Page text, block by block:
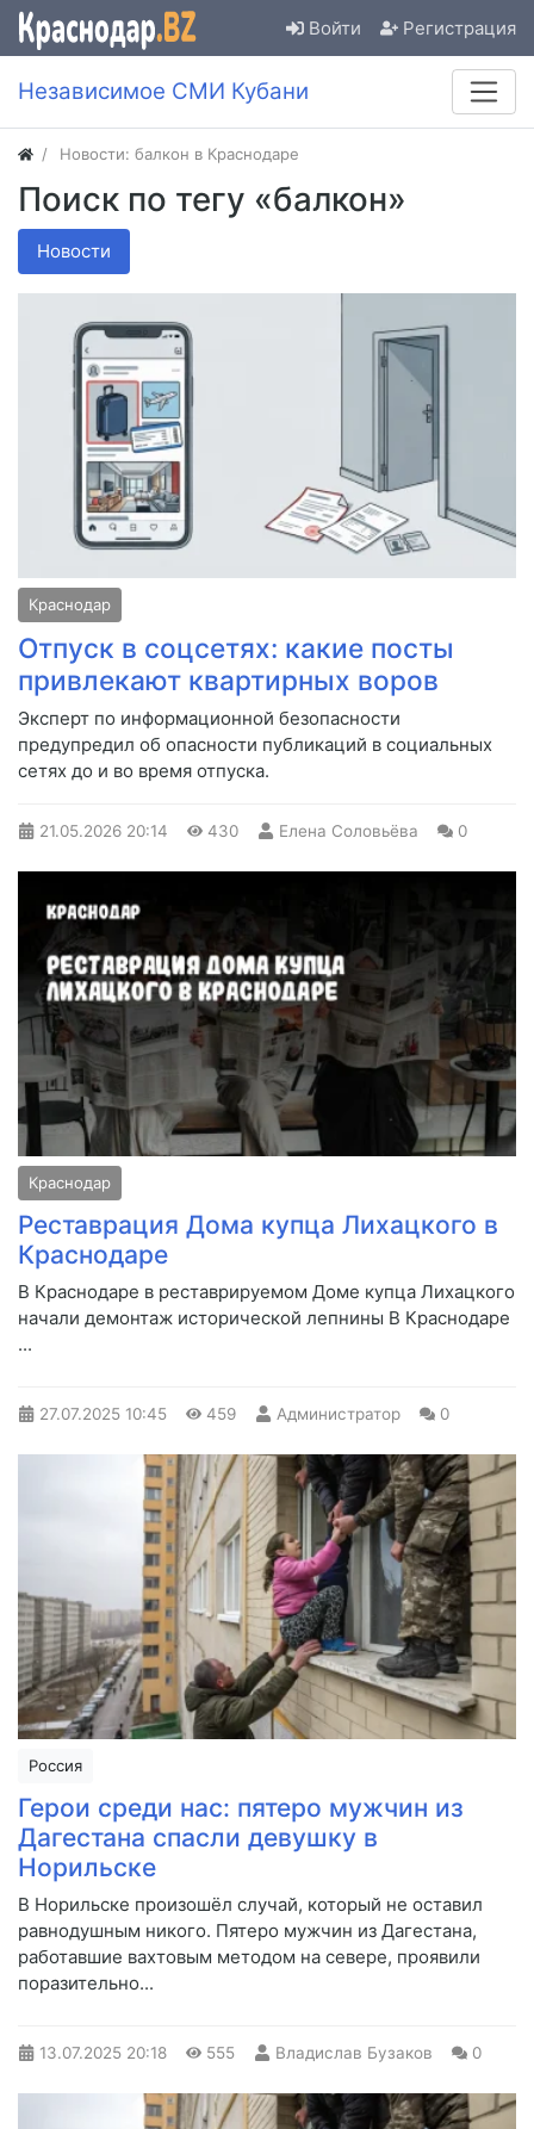
Войти Регистрация
Независимое СМИ Кубани
Новости: балкон в Краснодаре
Поиск по тегу «балкон»
Новости
Краснодар
Отпуск в соцсетях: какие посты
привлекают квартирных воров
Эксперт по информационной безопасности
предупредил об опасности публикаций в социальных
сетях до и во время отпуска.
21.05.2026 20:14 430 Елена Соловьёва 0
Краснодар
Реставрация Дома купца Лихацкого в
Краснодаре
В Краснодаре в реставрируемом Доме купца Лихацкого
начали демонтаж исторической лепнины В Краснодаре
...
27.07.2025 10:45 459 Администратор 0
Россия
Герои среди нас: пятеро мужчин из
Дагестана спасли девушку в
Норильске
В Норильске произошёл случай, который не оставил
равнодушным никого. Пятеро мужчин из Дагестана,
работавшие вахтовым методом на севере, проявили
поразительно...
13.07.2025 20:18 555 Владислав Бузаков 0